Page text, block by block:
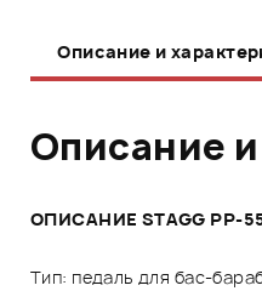
Описание и
Описание
ОПИСАНИЕ STAGG PP-
Тип: педаль для бас-